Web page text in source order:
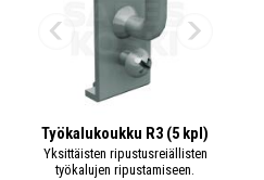
Työkalukoukku R3 (5 kpl)
Yksittäisten ripustusreiällisten
työkalujen ripustamiseen.